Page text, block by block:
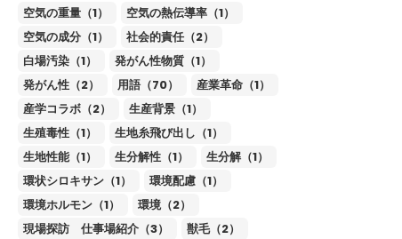
空気の重量（1）
空気の熱伝導率（1）
空気の成分（1）
社会的責任（2）
白場汚染（1）
発がん性物質（1）
発がん性（2）
用語（70）
産業革命（1）
産学コラボ（2）
生産背景（1）
生殖毒性（1）
生地糸飛び出し（1）
生地性能（1）
生分解性（1）
生分解（1）
環状シロキサン（1）
環境配慮（1）
環境ホルモン（1）
環境（2）
現場探訪 仕事場紹介（3）
獣毛（2）